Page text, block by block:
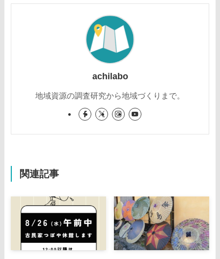
achilabo
地域資源の調査研究から地域づくりまで。
関連記事